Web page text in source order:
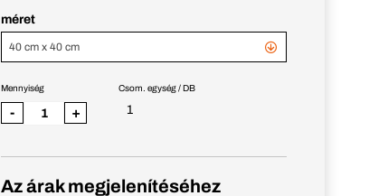
méret
40 cm x 40 cm
Csom. egység / DB
1
Mennyiség
- +
Az árak megjelenítéséhez